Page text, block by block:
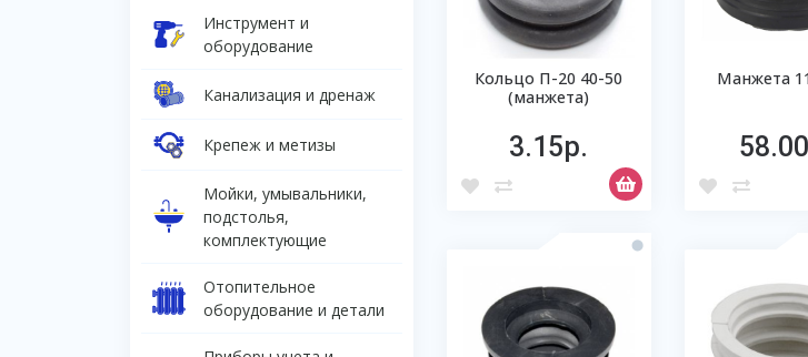
Инструмент и
оборудование
Канализация и дренаж
Крепеж и метизы
Мойки, умывальники,
подстолья,
комплектующие
Отопительное
оборудование и детали
Кольцо П-20 40-50
(манжета)
3.15р.
Манжета